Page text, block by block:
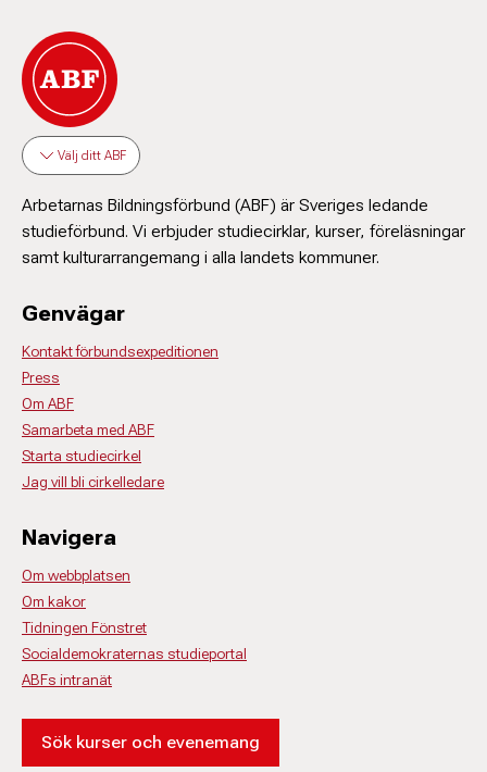
Välj ditt ABF
Arbetarnas Bildningsförbund (ABF) är Sveriges ledande
studieförbund. Vi erbjuder studiecirklar, kurser, föreläsningar
samt kulturarrangemang i alla landets kommuner.
Genvägar
Kontakt förbundsexpeditionen
Press
Om ABF
Samarbeta med ABF
Starta studiecirkel
Jag vill bli cirkelledare
Navigera
Om webbplatsen
Om kakor
Tidningen Fönstret
Socialdemokraternas studieportal
ABFs intranät
Sök kurser och evenemang